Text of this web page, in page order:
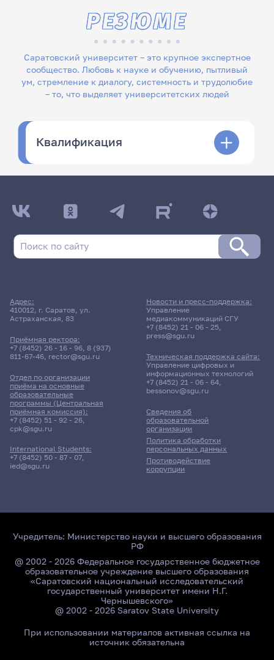
Саратовский университет – это крупное экспертное
сообщество. Любовь к науке и обучению, пытливый
ум, стремление к диалогу, системность и трудолюбие
– то, что выделяет университетских людей
РЕЗЮМЕ
Квалификация
Адрес:
410012, г. Саратов, ул.
Астраханская, 83
Приёмная ректора:
+7 (8452) 26 - 16 - 96, 8 (937)
811-67-46, rector@sgu.ru
Отдел по организации
приёма на основные
образовательные
программы (Центральная
приёмная комиссия):
+7 (8452) 51 - 92 - 26,
cpk@sgu.ru
International Students:
+7 (8452) 50 - 87 - 07,
ied@sgu.ru
Сведения об
образовательной
организации
Политика обработки
персональных данных
Противодействие
коррупции
Новости и пресс-поддержка:
Управление
медиакоммуникаций СГУ
+7 (8452) 21 - 06 - 25,
press@sgu.ru
Техническая поддержка сайта:
Управление цифровых и
информационных технологий
+7 (8452) 21 - 06 - 64,
bessonov@sgu.ru
Учредитель: Министерство науки и высшего образования
РФ
@ 2002 - 2026 Федеральное государственное бюджетное
образовательное учреждение высшего образования
«Саратовский национальный исследовательский
государственный университет имени Н.Г.
Чернышевского»
@ 2002 - 2026 Saratov State University
При использовании материалов активная ссылка на
источник обязательна